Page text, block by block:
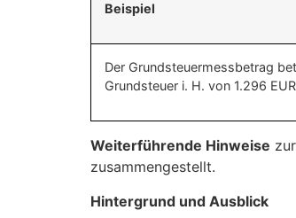
Beispiel
Der Grundsteuermessbetrag
Grundsteuer i. H. von 1.296
Weiterführende Hinweise
zusammengestellt.
Hintergrund und Ausblick